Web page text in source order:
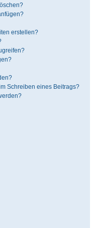
erstellen?
Schreiben eines Beitrags?